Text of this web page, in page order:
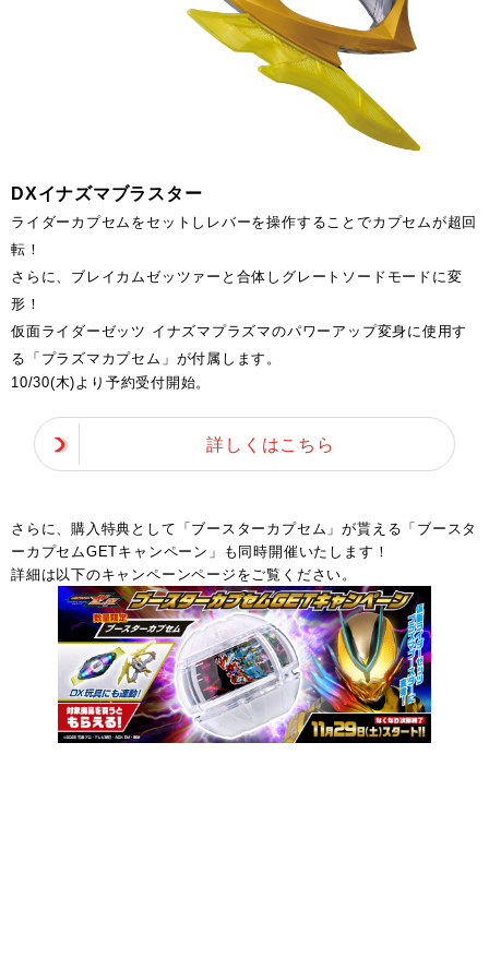
DXイナズマブラスター
ライダーカプセムをセットしレバーを操作することでカプセムが超回
転！
さらに、ブレイカムゼッツァーと合体しグレートソードモードに変
形！
仮面ライダーゼッツ イナズマプラズマのパワーアップ変身に使用す
る「プラズマカプセム」が付属します。
10/30(木)より予約受付開始。
詳しくはこちら
さらに、購入特典として「ブースターカプセム」が貰える「ブースタ
ーカプセムGETキャンペーン」も同時開催いたします！
詳細は以下のキャンペーンページをご覧ください。